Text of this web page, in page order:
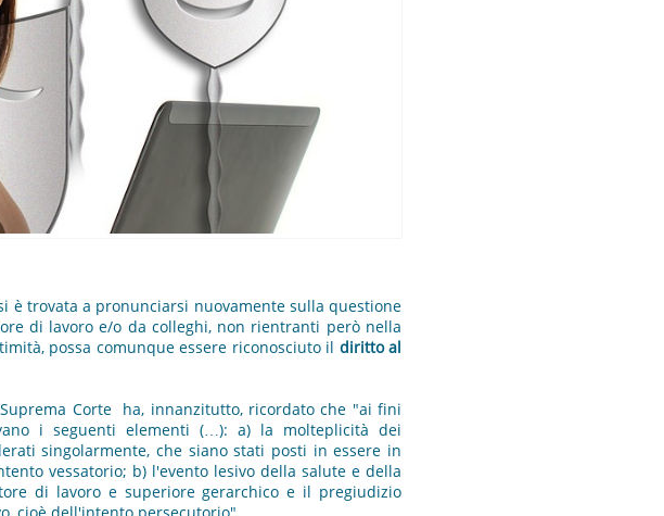
è trovata a pronunciarsi nuovamente sulla questione
di lavoro e/o da colleghi, non rientranti però nella
possa comunque essere riconosciuto il diritto al
Corte ha, innanzitutto, ricordato che "ai fini
i seguenti elementi (…): a) la molteplicità dei
singolarmente, che siano stati posti in essere in
vessatorio; b) l'evento lesivo della salute e della
di lavoro e superiore gerarchico e il pregiudizio